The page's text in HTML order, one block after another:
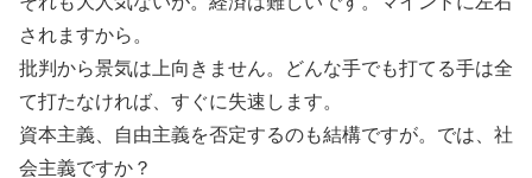
されますから。
批判から景気は上向きません。どんな手でも打てる手は全
て打たなければ、すぐに失速します。
資本主義、自由主義を否定するのも結構ですが。では、社
会主義ですか？